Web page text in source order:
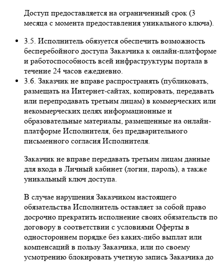
Доступ предоставляется на ограниченный срок (3
месяца с момента предоставления уникального ключа).
3.5. Исполнитель обязуется обеспечить возможность
бесперебойного доступа Заказчика к онлайн-платформе
и работоспособность всей инфраструктуры портала в
течение 24 часов ежедневно.
3.6. Заказчик не вправе распространять (публиковать,
размещать на Интернет-сайтах, копировать, передавать
или перепродавать третьим лицам) в коммерческих или
некоммерческих целях информационные и
образовательные материалы, размещенные на онлайн-
платформе Исполнителя, без предварительного
письменного согласия Исполнителя.
Заказчик не вправе передавать третьим лицам данные
для входа в Личный кабинет (логин, пароль), а также
уникальный ключ доступа.
В случае нарушения Заказчиком настоящего
обязательства Исполнитель оставляет за собой право
досрочно прекратить исполнение своих обязательств по
договору в соответствии с условиями Оферты в
одностороннем порядке без каких-либо выплат или
компенсаций в пользу Заказчика, или по своему
усмотрению блокировать учетную запись Заказчика до